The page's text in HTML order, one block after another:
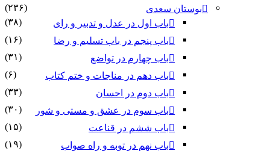
بوستان سعدی
(۲۳۶)
باب اول در عدل و تدبیر و رای
(۳۸)
باب پنجم در باب تسلیم و رضا
(۱۶)
باب چهارم در تواضع
(۳۱)
باب دهم در مناجات و ختم کتاب
(۶)
باب دوم در احسان
(۳۳)
باب سوم در عشق و مستی و شور
(۳۰)
باب ششم در قناعت
(۱۵)
باب نهم در توبه و راه صواب
(۱۹)